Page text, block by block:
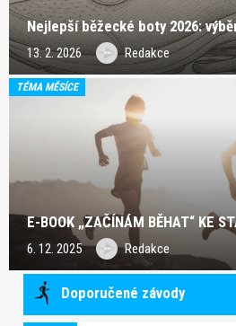
Nejlepší běžecké boty 2026:
13. 2. 2026 Redakce
TÉMA MĚSÍCE
E-BOOK „ZAČÍNÁM BĚHAT“ KE
6. 12. 2025 Redakce
Doporučené závody